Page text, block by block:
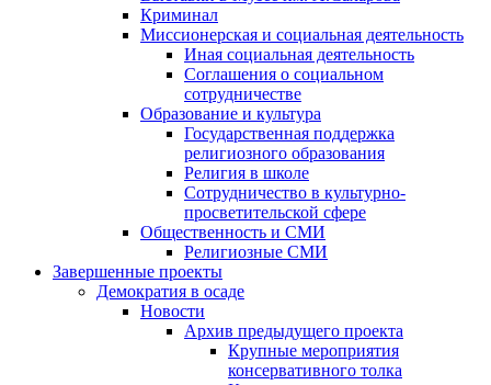
Криминал
Миссионерская и социальная деятельность
Иная социальная деятельность
Соглашения о социальном
сотрудничестве
Образование и культура
Государственная поддержка
религиозного образования
Религия в школе
Сотрудничество в культурно-
просветительской сфере
Общественность и СМИ
Религиозные СМИ
Завершенные проекты
Демократия в осаде
Новости
Архив предыдущего проекта
Крупные мероприятия
консервативного толка